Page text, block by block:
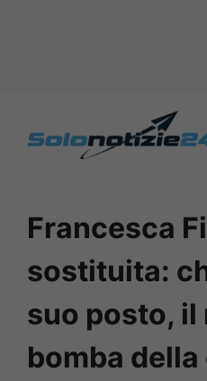
Francesca
sostituita:
suo posto, il
bomba